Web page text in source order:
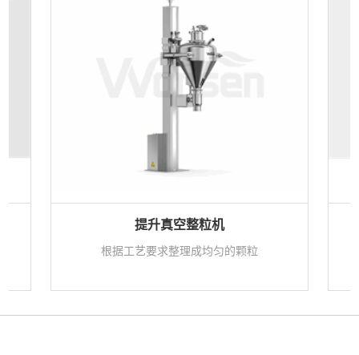
提升真空整粒机
根据工艺要求整理成均匀的颗粒